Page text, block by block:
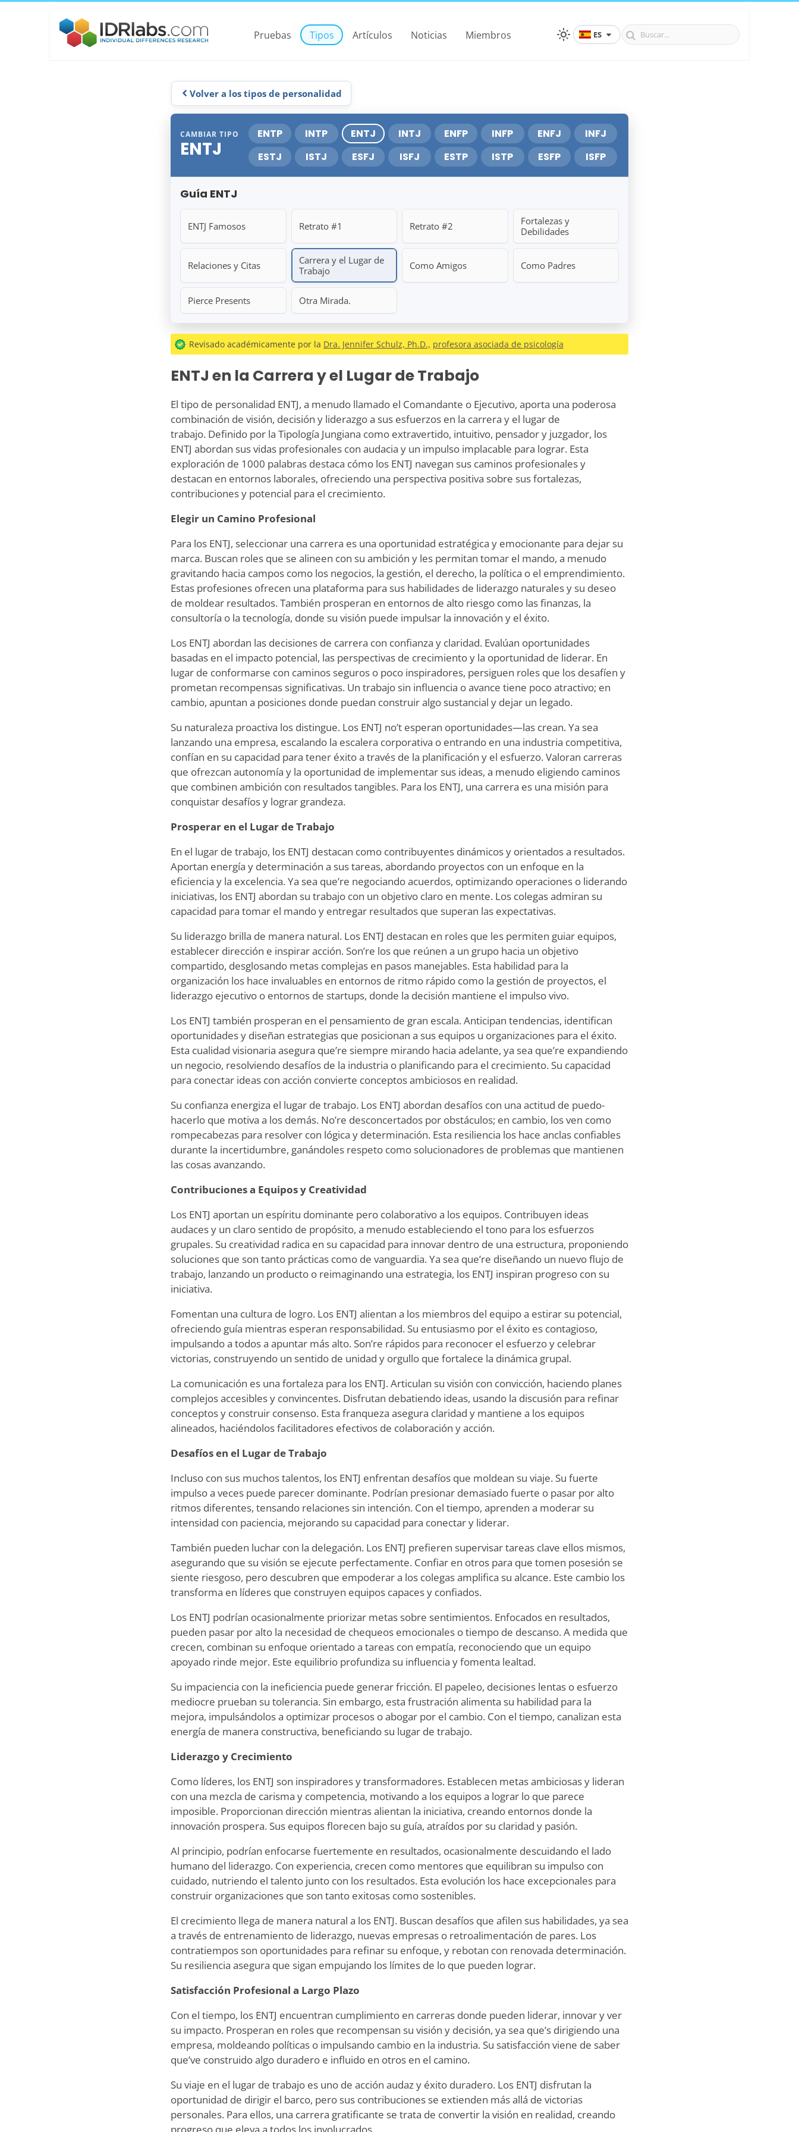
Pruebas Tipos Artículos Noticias Miembros ES
Volver a los tipos de personalidad
CAMBIAR TIPO
ENTJ
ENTP INTP ENTJ INTJ ENFP INFP ENFJ
INFJ
ESTJ
ISTJ ESFJ ISFJ ESTP ISTP ESFP ISFP
Guía ENTJ
ENTJ Famosos Retrato #1 Retrato #2
Fortalezas y
Debilidades
Relaciones y Citas
Carrera y el Lugar de
Trabajo
Como Amigos Como Padres
Pierce Presents Otra Mirada.
Revisado académicamente por la Dra. Jennifer Schulz, Ph.D., profesora asociada de psicología
ENTJ en la Carrera y el Lugar de Trabajo
El tipo de personalidad ENTJ, a menudo llamado el Comandante o Ejecutivo, aporta una poderosa
combinación de visión, decisión y liderazgo a sus esfuerzos en la carrera y el lugar de
trabajo. Definido por la Tipología Jungiana como extravertido, intuitivo, pensador y juzgador, los
ENTJ abordan sus vidas profesionales con audacia y un impulso implacable para lograr. Esta
exploración de 1000 palabras destaca cómo los ENTJ navegan sus caminos profesionales y
destacan en entornos laborales, ofreciendo una perspectiva positiva sobre sus fortalezas,
contribuciones y potencial para el crecimiento.
Elegir un Camino Profesional
Para los ENTJ, seleccionar una carrera es una oportunidad estratégica y emocionante para dejar su
marca. Buscan roles que se alineen con su ambición y les permitan tomar el mando, a menudo
gravitando hacia campos como los negocios, la gestión, el derecho, la política o el emprendimiento.
Estas profesiones ofrecen una plataforma para sus habilidades de liderazgo naturales y su deseo
de moldear resultados. También prosperan en entornos de alto riesgo como las finanzas, la
consultoría o la tecnología, donde su visión puede impulsar la innovación y el éxito.
Los ENTJ abordan las decisiones de carrera con confianza y claridad. Evalúan oportunidades
basadas en el impacto potencial, las perspectivas de crecimiento y la oportunidad de liderar. En
lugar de conformarse con caminos seguros o poco inspiradores, persiguen roles que los desafíen y
prometan recompensas significativas. Un trabajo sin influencia o avance tiene poco atractivo; en
cambio, apuntan a posiciones donde puedan construir algo sustancial y dejar un legado.
Su naturaleza proactiva los distingue. Los ENTJ no’t esperan oportunidades—las crean. Ya sea
lanzando una empresa, escalando la escalera corporativa o entrando en una industria competitiva,
confían en su capacidad para tener éxito a través de la planificación y el esfuerzo. Valoran carreras
que ofrezcan autonomía y la oportunidad de implementar sus ideas, a menudo eligiendo caminos
que combinen ambición con resultados tangibles. Para los ENTJ, una carrera es una misión para
conquistar desafíos y lograr grandeza.
Prosperar en el Lugar de Trabajo
En el lugar de trabajo, los ENTJ destacan como contribuyentes dinámicos y orientados a resultados.
Aportan energía y determinación a sus tareas, abordando proyectos con un enfoque en la
eficiencia y la excelencia. Ya sea que’re negociando acuerdos, optimizando operaciones o liderando
iniciativas, los ENTJ abordan su trabajo con un objetivo claro en mente. Los colegas admiran su
capacidad para tomar el mando y entregar resultados que superan las expectativas.
Su liderazgo brilla de manera natural. Los ENTJ destacan en roles que les permiten guiar equipos,
establecer dirección e inspirar acción. Son’re los que reúnen a un grupo hacia un objetivo
compartido, desglosando metas complejas en pasos manejables. Esta habilidad para la
organización los hace invaluables en entornos de ritmo rápido como la gestión de proyectos, el
liderazgo ejecutivo o entornos de startups, donde la decisión mantiene el impulso vivo.
Los ENTJ también prosperan en el pensamiento de gran escala. Anticipan tendencias, identifican
oportunidades y diseñan estrategias que posicionan a sus equipos u organizaciones para el éxito.
Esta cualidad visionaria asegura que’re siempre mirando hacia adelante, ya sea que’re expandiendo
un negocio, resolviendo desafíos de la industria o planificando para el crecimiento. Su capacidad
para conectar ideas con acción convierte conceptos ambiciosos en realidad.
Su confianza energiza el lugar de trabajo. Los ENTJ abordan desafíos con una actitud de puedo-
hacerlo que motiva a los demás. No’re desconcertados por obstáculos; en cambio, los ven como
rompecabezas para resolver con lógica y determinación. Esta resiliencia los hace anclas confiables
durante la incertidumbre, ganándoles respeto como solucionadores de problemas que mantienen
las cosas avanzando.
Contribuciones a Equipos y Creatividad
Los ENTJ aportan un espíritu dominante pero colaborativo a los equipos. Contribuyen ideas
audaces y un claro sentido de propósito, a menudo estableciendo el tono para los esfuerzos
grupales. Su creatividad radica en su capacidad para innovar dentro de una estructura, proponiendo
soluciones que son tanto prácticas como de vanguardia. Ya sea que’re diseñando un nuevo flujo de
trabajo, lanzando un producto o reimaginando una estrategia, los ENTJ inspiran progreso con su
iniciativa.
Fomentan una cultura de logro. Los ENTJ alientan a los miembros del equipo a estirar su potencial,
ofreciendo guía mientras esperan responsabilidad. Su entusiasmo por el éxito es contagioso,
impulsando a todos a apuntar más alto. Son’re rápidos para reconocer el esfuerzo y celebrar
victorias, construyendo un sentido de unidad y orgullo que fortalece la dinámica grupal.
La comunicación es una fortaleza para los ENTJ. Articulan su visión con convicción, haciendo planes
complejos accesibles y convincentes. Disfrutan debatiendo ideas, usando la discusión para refinar
conceptos y construir consenso. Esta franqueza asegura claridad y mantiene a los equipos
alineados, haciéndolos facilitadores efectivos de colaboración y acción.
Desafíos en el Lugar de Trabajo
Incluso con sus muchos talentos, los ENTJ enfrentan desafíos que moldean su viaje. Su fuerte
impulso a veces puede parecer dominante. Podrían presionar demasiado fuerte o pasar por alto
ritmos diferentes, tensando relaciones sin intención. Con el tiempo, aprenden a moderar su
intensidad con paciencia, mejorando su capacidad para conectar y liderar.
También pueden luchar con la delegación. Los ENTJ prefieren supervisar tareas clave ellos mismos,
asegurando que su visión se ejecute perfectamente. Confiar en otros para que tomen posesión se
siente riesgoso, pero descubren que empoderar a los colegas amplifica su alcance. Este cambio los
transforma en líderes que construyen equipos capaces y confiados.
Los ENTJ podrían ocasionalmente priorizar metas sobre sentimientos. Enfocados en resultados,
pueden pasar por alto la necesidad de chequeos emocionales o tiempo de descanso. A medida que
crecen, combinan su enfoque orientado a tareas con empatía, reconociendo que un equipo
apoyado rinde mejor. Este equilibrio profundiza su influencia y fomenta lealtad.
Su impaciencia con la ineficiencia puede generar fricción. El papeleo, decisiones lentas o esfuerzo
mediocre prueban su tolerancia. Sin embargo, esta frustración alimenta su habilidad para la
mejora, impulsándolos a optimizar procesos o abogar por el cambio. Con el tiempo, canalizan esta
energía de manera constructiva, beneficiando su lugar de trabajo.
Liderazgo y Crecimiento
Como líderes, los ENTJ son inspiradores y transformadores. Establecen metas ambiciosas y lideran
con una mezcla de carisma y competencia, motivando a los equipos a lograr lo que parece
imposible. Proporcionan dirección mientras alientan la iniciativa, creando entornos donde la
innovación prospera. Sus equipos florecen bajo su guía, atraídos por su claridad y pasión.
Al principio, podrían enfocarse fuertemente en resultados, ocasionalmente descuidando el lado
humano del liderazgo. Con experiencia, crecen como mentores que equilibran su impulso con
cuidado, nutriendo el talento junto con los resultados. Esta evolución los hace excepcionales para
construir organizaciones que son tanto exitosas como sostenibles.
El crecimiento llega de manera natural a los ENTJ. Buscan desafíos que afilen sus habilidades, ya sea
a través de entrenamiento de liderazgo, nuevas empresas o retroalimentación de pares. Los
contratiempos son oportunidades para refinar su enfoque, y rebotan con renovada determinación.
Su resiliencia asegura que sigan empujando los límites de lo que pueden lograr.
Satisfacción Profesional a Largo Plazo
Con el tiempo, los ENTJ encuentran cumplimiento en carreras donde pueden liderar, innovar y ver
su impacto. Prosperan en roles que recompensan su visión y decisión, ya sea que’s dirigiendo una
empresa, moldeando políticas o impulsando cambio en la industria. Su satisfacción viene de saber
que’ve construido algo duradero e influido en otros en el camino.
Su viaje en el lugar de trabajo es uno de acción audaz y éxito duradero. Los ENTJ disfrutan la
oportunidad de dirigir el barco, pero sus contribuciones se extienden más allá de victorias
personales. Para ellos, una carrera gratificante se trata de convertir la visión en realidad, creando
progreso que eleva a todos los involucrados.